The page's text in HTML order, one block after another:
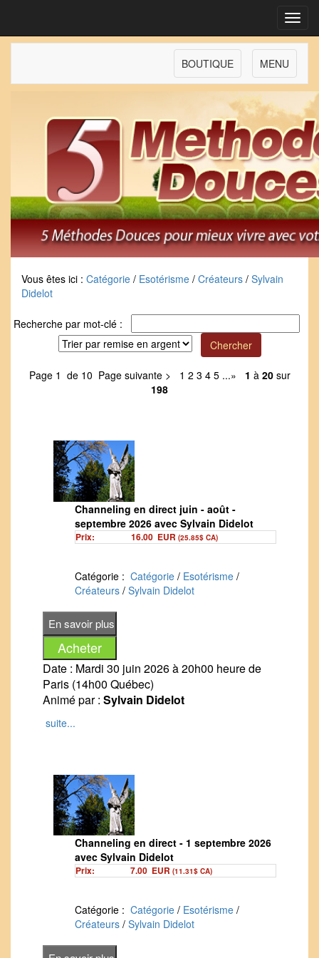
MENU
BOUTIQUE
Vous êtes ici : Catégorie / Esotérisme / Créateurs / Sylvain
Didelot
Recherche par mot-clé :
Page 1 de 10 Page suivante > 1 2 3 4 5...» 1 à 20sur
198
Channeling en direct juin - août -
septembre 2026 avec Sylvain Didelot
Prix: 16.00 EUR (25.85$ CA)
Catégorie : Catégorie / Esotérisme /
Créateurs / Sylvain Didelot
Date : Mardi 30 juin 2026 à 20h00 heure de
Paris (14h00 Québec)
Animé par : Sylvain Didelot
Bonjour à tous,
Appliquant ainsi mon chemin de vie en
diffusant les messages des guides de
lumières des autres dimensions, je vous
propose chaque mois de participer à cette
séance en LIVE.
'Assister en DIRECT à cette séance vous
Effectivement, avant la séance, je
demanderais à vos guides personnels de
message délivré qui sera celui des énergies
suite...
Channeling en direct - 1 septembre 2026
avec Sylvain Didelot
Prix: 7.00 EUR (11.31$ CA)
Catégorie : Catégorie / Esotérisme /
Créateurs / Sylvain Didelot